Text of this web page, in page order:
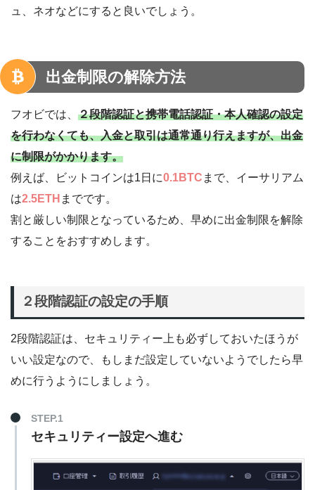
ュ、ネオなどにすると良いでしょう。
出金制限の解除方法
フオビでは、 ２段階認証と携帯電話認証・本人確認の設定
を行わなくても、入金と取引は通常通り行えますが、出金
に制限がかかります。
例えば、ビットコインは1日に0.1BTC まで、イーサリアム
は2.5ETH までです。
割と厳しい制限となっているため、早めに出金制限を解除
することをおすすめします。
２段階認証の設定の手順
2段階認証は、セキュリティー上も必ずしておいたほうが
いい設定なので、もしまだ設定していないようでしたら早
めに行うようにしましょう。
STEP.1
セキュリティー設定へ進む